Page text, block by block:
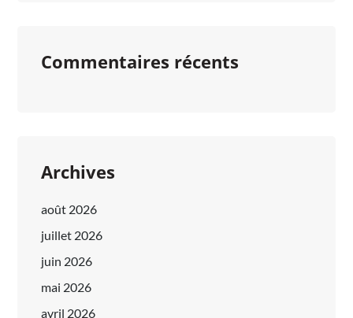
Commentaires récents
Archives
août 2026
juillet 2026
juin 2026
mai 2026
avril 2026